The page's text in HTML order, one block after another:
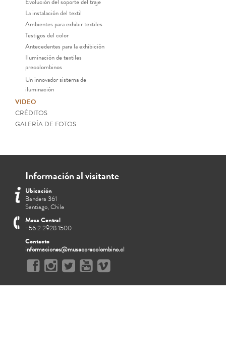
La instalación del textil
Ambientes para exhibir textiles
Testigos del color
Antecedentes para la exhibición
Iluminación de textiles
precolombinos
Un innovador sistema de
iluminación
VIDEO
CRÉDITOS
GALERÍA DE FOTOS
Información al visitante
Ubicación
Bandera 361
Santiago, Chile
Mesa Central
+56 2 2928 1500
Contacto
informaciones@museoprecolombino.cl